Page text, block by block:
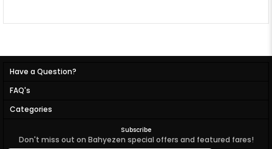
Have a Question?
FAQ's
Categories
Subscribe
Don't miss out on Bahyezen special offers and featured fares!